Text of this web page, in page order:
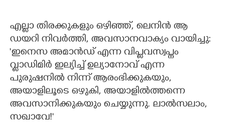
എല്ലാ തിരക്കുകളും ഒഴിഞ്ഞ്,​ ലെനിൻ ആ
ഡയറി നിവർത്തി,​ അവസാനവാക്യം വായിച്ചു:
'ഇനെസ അമാൻഡ് എന്ന വിപ്ളവസ്വപ്നം
വ്ളാഡിമിർ ഇല്യിച്ച് ഉല്യാനോവ് എന്ന
പുരുഷനിൽ നിന്ന് ആരംഭിക്കുകയും,​
അയാളിലൂടെ ഒഴുകി,​ അയാളിൽത്തന്നെ
അവസാനിക്കുകയും ചെയ്യുന്നു. ലാൽസലാം,​
സഖാവേ!"